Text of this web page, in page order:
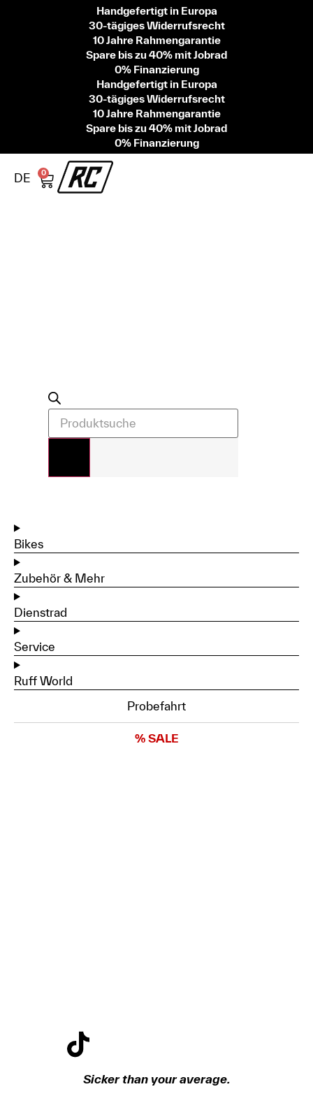
Handgefertigt in Europa
30-tägiges Widerrufsrecht
10 Jahre Rahmengarantie
Spare bis zu 40% mit Jobrad
0% Finanzierung
Handgefertigt in Europa
30-tägiges Widerrufsrecht
10 Jahre Rahmengarantie
Spare bis zu 40% mit Jobrad
0% Finanzierung
DE 0
Bikes
Zubehör & Mehr
Dienstrad
Service
Ruff World
Probefahrt
% SALE
Sicker than your average.